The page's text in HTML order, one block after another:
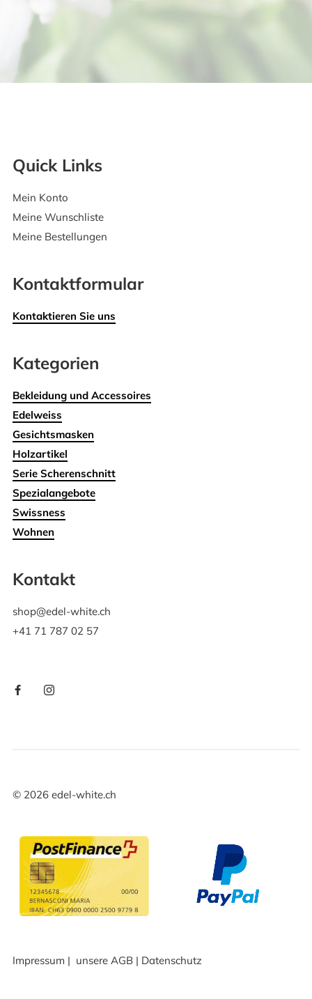
Quick Links
Mein Konto
Meine Wunschliste
Meine Bestellungen
Kontaktformular
Kontaktieren Sie uns
Kategorien
Bekleidung und Accessoires
Edelweiss
Gesichtsmasken
Holzartikel
Serie Scherenschnitt
Spezialangebote
Swissness
Wohnen
Kontakt
shop@edel-white.ch
+41 71 787 02 57
© 2026edel-white.ch
Impressum | unsere AGB| Datenschutz